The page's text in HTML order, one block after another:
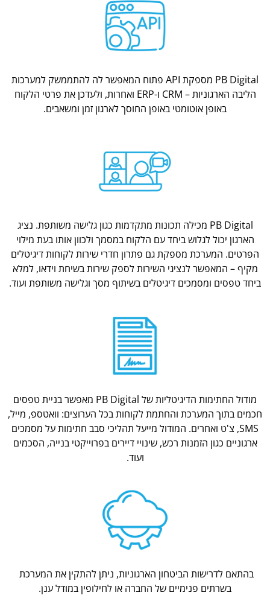
PB Digital מספקת API פתוח המאפשר לה להתממשק למערכות
הליבה הארגוניות – CRM ו-ERP ואחרות, ולעדכן את פרטי הלקוח
באופן אוטומטי באופן החוסך לארגון זמן ומשאבים.
PB Digital מכילה תכונות מתקדמות כגון גלישה משותפת. נציג
הארגון יכול לגלוש ביחד עם הלקוח במסמך ולכוון אותו בעת מילוי
הפרטים. המערכת מספקת גם פתרון חדרי שירות לקוחות דיגיטלים
מקיף – המאפשר לנציגי השירות לספק שירות בשיחת וידאו, למלא
ביחד טפסים ומסמכים דיגיטלים בשיתוף מסך וגלישה משותפת ועוד.
מודול החתימות הדיגיטליות של PB Digital מאפשר בניית טפסים
חכמים בתוך המערכת והחתמת לקוחות בכל הערוצים: וואטספ, מייל,
SMS, צ'ט ואחרים. המודול מייעל תהליכי סבב חתימות על מסמכים
ארגוניים כגון הזמנות רכש, שינויי דיירים בפרוייקטי בנייה, הסכמים
ועוד.
בהתאם לדרישות הביטחון הארגוניות, ניתן להתקין את המערכת
בשרתים פנימיים של החברה או לחילופין במודל ענן.